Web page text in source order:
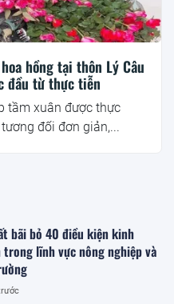
hồng tại thôn Lý Câu
đầu từ thực tiễn
tầm xuân được thực
đối đơn giản,...
bãi bỏ 40 điều kiện kinh
trong lĩnh vực nông nghiệp và